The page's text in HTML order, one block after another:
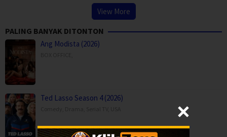
View More
PALING BANYAK DITONTON
Ang Modista (2026)
Ted Lasso Season 4 (2026)